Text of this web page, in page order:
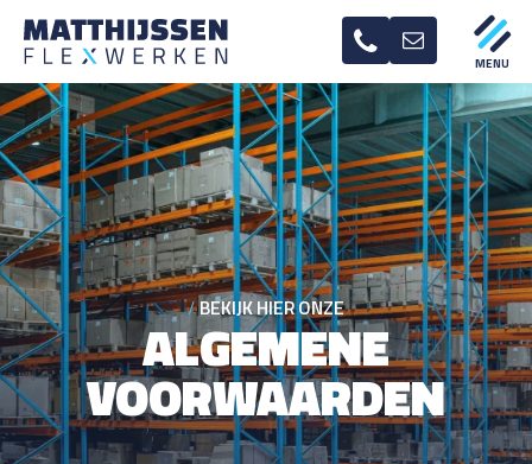
BEKIJK HIER ONZE
ALGEMENE
VOORWAARDEN